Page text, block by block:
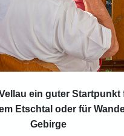
ein guter Startpunkt
Etschtal oder für
Gebirge